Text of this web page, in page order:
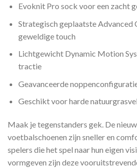
Evoknit Pro sock voor een zacht
Strategisch geplaatste Advanced
geweldige touch
Lichtgewicht Dynamic Motion
tractie
Geavanceerde
Geschikt voor harde
Maak je tegenstanders gek. De
voetbalschoenen zijn sneller en
spelers die het spel naar hun eigen
vormgeven zijn deze